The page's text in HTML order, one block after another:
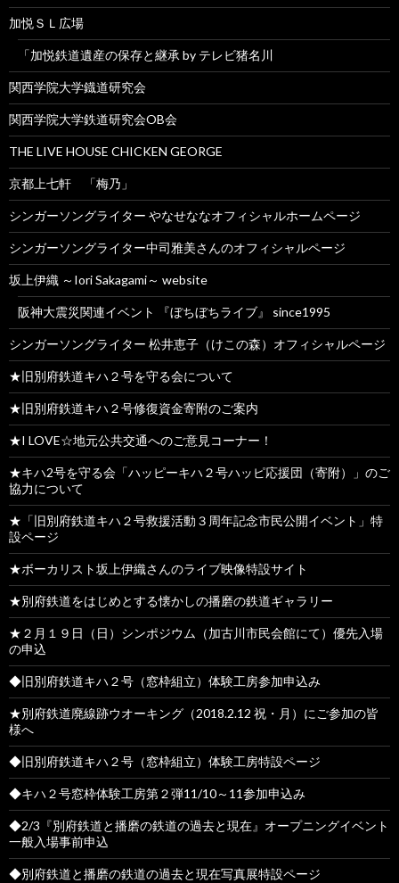
加悦ＳＬ広場
「加悦鉄道遺産の保存と継承 by テレビ猪名川
関西学院大学鐡道研究会
関西学院大学鉄道研究会OB会
THE LIVE HOUSE CHICKEN GEORGE
京都上七軒 「梅乃」
シンガーソングライター やなせななオフィシャルホームページ
シンガーソングライター中司雅美さんのオフィシャルページ
坂上伊織 ～Iori Sakagami～ website
阪神大震災関連イベント 『ぼちぼちライブ』 since1995
シンガーソングライター 松井恵子（けこの森）オフィシャルページ
★旧別府鉄道キハ２号を守る会について
★旧別府鉄道キハ２号修復資金寄附のご案内
★I LOVE☆地元公共交通へのご意見コーナー！
★キハ2号を守る会「ハッピーキハ２号ハッピ応援団（寄附）」のご
協力について
★「旧別府鉄道キハ２号救援活動３周年記念市民公開イベント」特
設ページ
★ボーカリスト坂上伊織さんのライブ映像特設サイト
★別府鉄道をはじめとする懐かしの播磨の鉄道ギャラリー
★２月１９日（日）シンポジウム（加古川市民会館にて）優先入場
の申込
◆旧別府鉄道キハ２号（窓枠組立）体験工房参加申込み
★別府鉄道廃線跡ウオーキング（2018.2.12 祝・月）にご参加の皆
様へ
◆旧別府鉄道キハ２号（窓枠組立）体験工房特設ページ
◆キハ２号窓枠体験工房第２弾11/10～11参加申込み
◆2/3『別府鉄道と播磨の鉄道の過去と現在』オープニングイベント
一般入場事前申込
◆別府鉄道と播磨の鉄道の過去と現在写真展特設ページ